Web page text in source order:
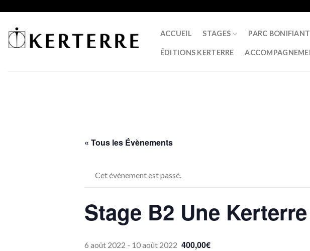
content
ACCUEIL STAGES PARC BONIFIANT
ÉDITIONS KERTERRE
« Tous les Évènements
Cet évènement est passé.
Stage B2 Une
6 août 2022 - 10 août 2022 400,00€